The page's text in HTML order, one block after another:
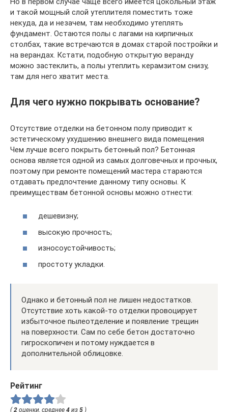
и такой мощный слой утеплителя поместить тоже
некуда, да и незачем, там необходимо утеплять
фундамент. Остаются полы с лагами на кирпичных
столбах, такие встречаются в домах старой постройки и
на верандах. Кстати, подобную открытую веранду
можно застеклить, а полы утеплить керамзитом снизу,
там для него хватит места.
Для чего нужно покрывать основание?
Отсутствие отделки на бетонном полу приводит к
эстетическому ухудшению внешнего вида помещения
Чем лучше всего покрыть бетонный пол? Бетонная
основа является одной из самых долговечных и прочных,
поэтому при ремонте помещений мастера стараются
отдавать предпочтение данному типу основы. К
преимуществам бетонной основы можно отнести:
дешевизну;
высокую прочность;
износоустойчивость;
простоту укладки.
Однако и бетонный пол не лишен недостатков.
Отсутствие хоть какой-то отделки провоцирует
избыточное пылеотделение и появление трещин
на поверхности. Сам по себе бетон достаточно
гигроскопичен и потому нуждается в
дополнительной облицовке.
Рейтинг
(2 оценки, среднее 4 из 5 )